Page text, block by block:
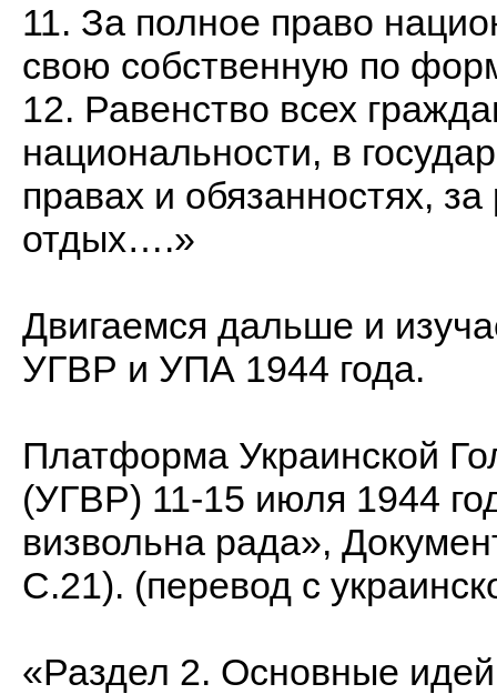
11. За полное право
свою собственную по
12. Равенство всех
национальности, в
правах и обязанностях,
отдых….»
Двигаемся дальше и
УГВР и УПА 1944 года.
Платформа Украинской
(УГВР) 11-15 июля 1944
визвольна рада»,
С.21). (перевод с
«Раздел 2. Основные